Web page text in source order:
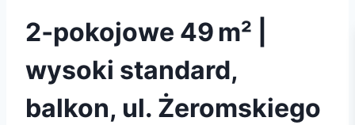
2‑pokojowe 49 m² |
wysoki standard,
balkon, ul. Żeromskiego